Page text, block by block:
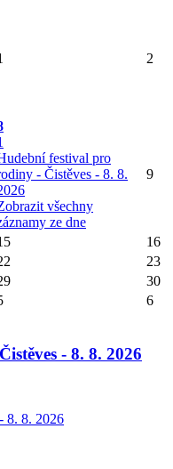
2
festival pro
- Čistěves - 8. 8.
všechny
ze dne
9
16
23
30
6
- 8. 8. 2026
8. 8. 2026